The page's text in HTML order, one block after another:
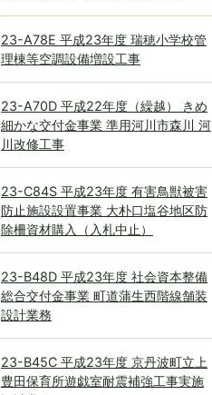
23-A78E 平成23年度 瑞穂小学校管
理棟等空調設備増設工事
23-A70D 平成22年度（繰越） きめ
細かな交付金事業 準用河川市森川 河
川改修工事
23-C84S 平成23年度 有害鳥獣被害
防止施設設置事業 大朴口塩谷地区防
除柵資材購入（入札中止）
23-B48D 平成23年度 社会資本整備
総合交付金事業 町道蒲生西階線舗装
設計業務
23-B45C 平成23年度 京丹波町立上
豊田保育所遊戯室耐震補強工事実施